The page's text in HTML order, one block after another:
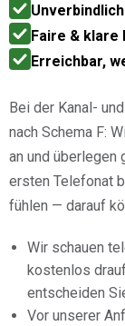
Faire & klare
Erreichbar,
Bei der Kanal-
nach Schema F:
an und überlegen
ersten Telefonat
fühlen — darauf
Wir schauen
kostenlos
entscheiden
Vor unserer